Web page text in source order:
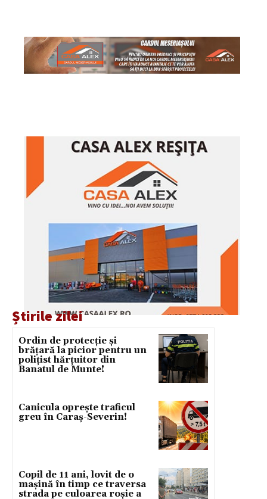
Știrile zilei
Ordin de protecție și
brățară la picior pentru un
polițist hărțuitor din
Banatul de Munte!
Canicula oprește traficul
greu în Caraș-Severin!
Copil de 11 ani, lovit de o
mașină în timp ce traversa
strada pe culoarea roșie a